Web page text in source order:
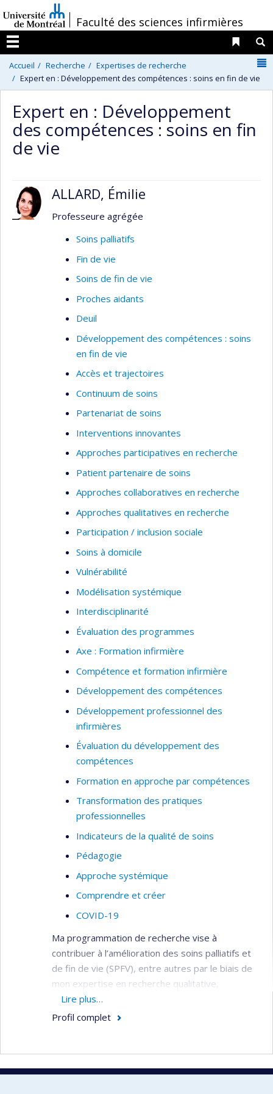
au
contenu
/Faculté des sciences infirmières
Menu
Liens
Accueil Recherche
Expertises de recherche
Expert en : Développement des compétences : soins en fin de vie
Expert en : Développement
des compétences : soins en fin
de vie
ALLARD, Émilie
Professeure agrégée
Soins palliatifs
Fin de vie
Soins de fin de vie
Proches aidants
Deuil
Développement des compétences : soins
en fin de vie
Accès et trajectoires
Continuum de soins
Partenariat de soins
Interventions innovantes
Approches participatives en recherche
Patient partenaire de soins
Approches collaboratives en recherche
Approches qualitatives en recherche
Participation / inclusion sociale
Soins à domicile
Vulnérabilité
Modélisation systémique
Interdisciplinarité
Évaluation des programmes
Axe : Formation infirmière
Compétence et formation infirmière
Développement des compétences
Développement professionnel des
infirmières
Évaluation du développement des
compétences
Formation en approche par compétences
Transformation des pratiques
professionnelles
Indicateurs de la qualité de soins
Pédagogie
Approche systémique
Comprendre et créer
COVID-19
Ma programmation de recherche vise à
contribuer à l’amélioration des soins palliatifs et
de fin de vie (SPFV), entre autres par le biais de
mon expertise en recherche qualitative,
évaluative et partenariale. Ma programmation
actuelle se divise en trois axes :
étant de nature interdisciplinaire, la formation
interdisciplinaire de l’ensemble de l’équipe
Lire plus…
Profil complet